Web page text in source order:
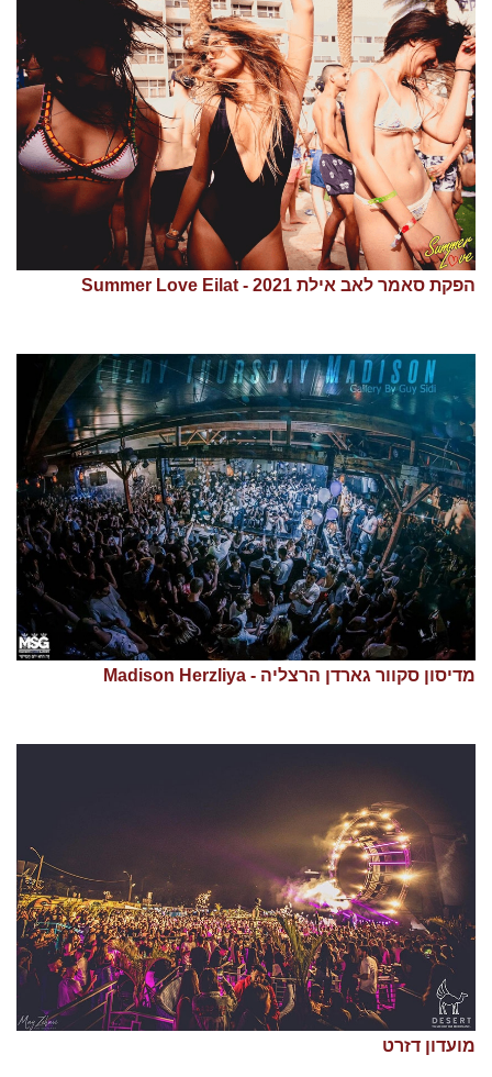
הפקת סאמר לאב אילת 2021 - Summer Love Eilat
מדיסון סקוור גארדן הרצליה - Madison Herzliya
מועדון דזרט